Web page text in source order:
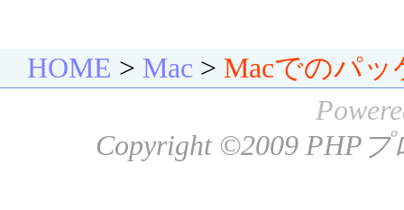
HOME > Mac > Macでのパ
Copyright ©2009 PHPプ